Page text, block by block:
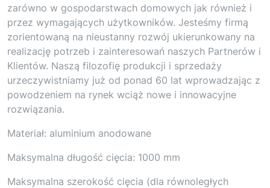
zarówno w gospodarstwach domowych jak również i
przez wymagających użytkowników. Jesteśmy firmą
zorientowaną na nieustanny rozwój ukierunkowany na
realizację potrzeb i zainteresowań naszych Partnerów i
Klientów. Naszą filozofię produkcji i sprzedaży
urzeczywistniamy już od ponad 60 lat wprowadzając z
powodzeniem na rynek wciąż nowe i innowacyjne
rozwiązania.
Materiał: aluminium anodowane
Maksymalna długość cięcia: 1000 mm
Maksymalna szerokość cięcia (dla równoległych